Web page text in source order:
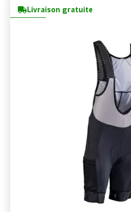
Livraison gratuite